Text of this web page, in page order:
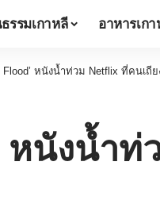
รรมเกาหลี อาหารเก
Flood’ หนังน้ำท่วม Netflix ที่คนเถี
หนังน้ำ